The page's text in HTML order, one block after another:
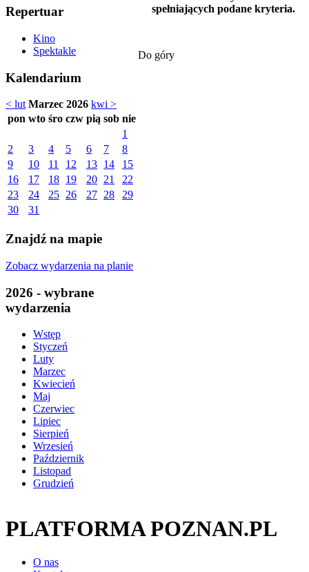
Repertuar
Kino
Spektakle
Kalendarium
< lut Marzec 2026 kwi >
pon wto śro czw pią sob nie
1
2
3 4 5 6 7
8
9
10 11 12 13 14
15
16
17 18 19 20 21
22
23
24 25 26 27 28
29
30
31
Znajdź na mapie
Zobacz wydarzenia na planie
2026 - wybrane
wydarzenia
Wstęp
Styczeń
Luty
Marzec
Kwiecień
Maj
Czerwiec
Lipiec
Sierpień
Wrzesień
Październik
Listopad
Grudzień
spełniających podane kryteria.
Do góry
PLATFORMA POZNAN.PL
O nas